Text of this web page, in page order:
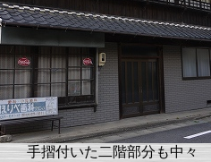
手摺付いた二階部分も中々